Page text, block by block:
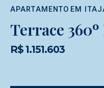
APARTAMENTO EM
Terrace
R$ 1.151.603